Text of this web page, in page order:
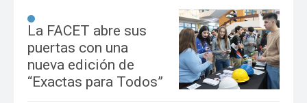
La FACET abre sus
puertas con una
nueva edición de
“Exactas para Todos”